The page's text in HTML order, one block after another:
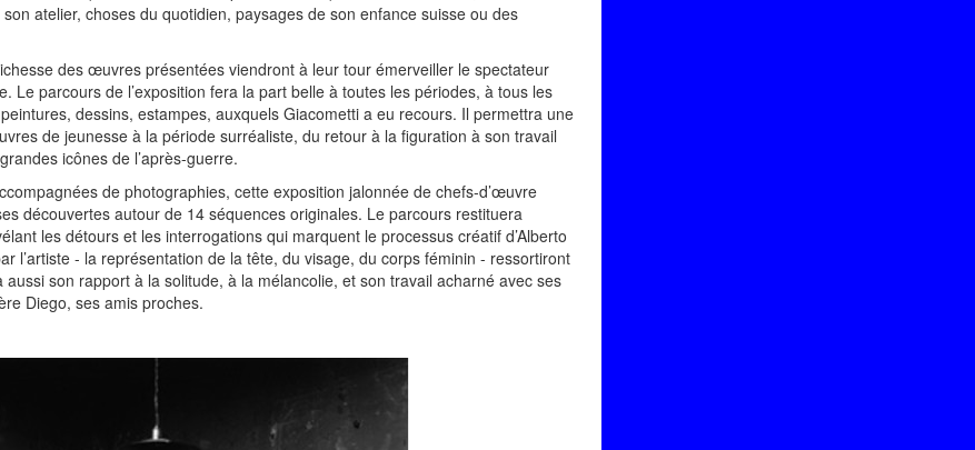
atelier, choses du quotidien, paysages de son enfance suisse ou des
des œuvres présentées viendront à leur tour émerveiller le spectateur
Le parcours de l’exposition fera la part belle à toutes les périodes, à tous les
dessins, estampes, auxquels Giacometti a eu recours. Il permettra une
de jeunesse à la période surréaliste, du retour à la figuration à son travail
icônes de l’après-guerre.
de photographies, cette exposition jalonnée de chefs-d’œuvre
découvertes autour de 14 séquences originales. Le parcours restituera
les détours et les interrogations qui marquent le processus créatif d’Alberto
l’artiste - la représentation de la tête, du visage, du corps féminin - ressortiront
son rapport à la solitude, à la mélancolie, et son travail acharné avec ses
Diego, ses amis proches.